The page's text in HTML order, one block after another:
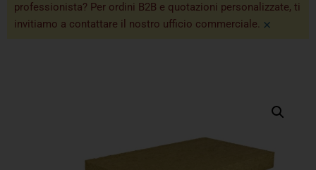
professionista? Per ordini B2B e quotazioni personalizzate, ti
invitiamo a contattare il nostro ufficio commerciale. ×